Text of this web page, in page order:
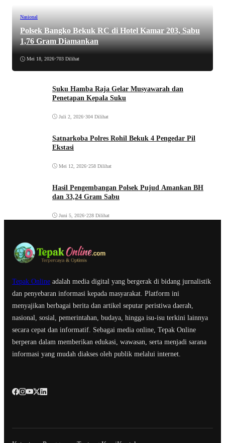
Nasional
Polsek Bangko Bekuk RC di Hotel Kamar 203, Sabu
1,76 Gram Diamankan
Mei 18, 2026•703 Dilihat
Suku Hamba Raja Gelar Musyawarah dan
Penetapan Kepala Suku
Juli 2, 2026•304 Dilihat
Satnarkoba Polres Rohil Bekuk 4 Pengedar Pil
Ekstasi
Mei 12, 2026•258 Dilihat
Hasil Pengembangan Polsek Pujud Amankan BH
dan 33,24 Gram Sabu
Juni 5, 2026•228 Dilihat
Tepak Online adalah media digital yang bergerak di bidang jurnalistik
dan penyebaran informasi kepada masyarakat. Platform ini
menyajikan berbagai berita dan artikel seputar peristiwa daerah,
nasional, sosial, pemerintahan, budaya, hingga isu-isu terkini lainnya
secara cepat dan informatif. Sebagai media online, Tepak Online
berperan dalam memberikan edukasi, wawasan, serta menjadi sarana
informasi yang mudah diakses oleh publik melalui internet.